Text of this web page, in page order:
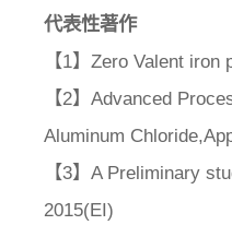
代表性著作
【1】Zero Valent
【2】Advanced
Aluminum
【3】A Preliminary
2015(EI)